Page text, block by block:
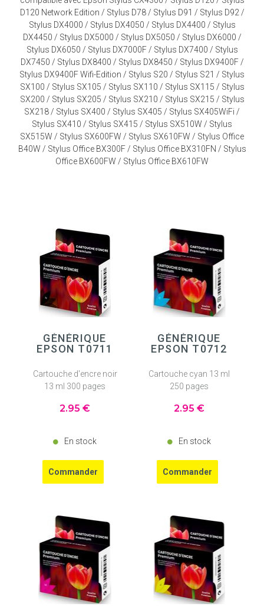
D120 Network Edition / Stylus D78 / Stylus D91 / Stylus D92 /
Stylus DX4000 / Stylus DX4050 / Stylus DX4400 / Stylus
DX4450 / Stylus DX5000 / Stylus DX5050 / Stylus DX6000 /
Stylus DX6050 / Stylus DX7000F / Stylus DX7400 / Stylus
DX7450 / Stylus DX8400 / Stylus DX8450 / Stylus DX9400F /
Stylus DX9400F Wifi-Edition / Stylus S20 / Stylus S21 / Stylus
SX100 / Stylus SX105 / Stylus SX110 / Stylus SX115 / Stylus
SX200 / Stylus SX205 / Stylus SX210 / Stylus SX215 / Stylus
SX218 / Stylus SX400 / Stylus SX405 / Stylus SX405WiFi /
Stylus SX410 / Stylus SX415 / Stylus SX510W / Stylus
SX515W / Stylus SX600FW / Stylus SX610FW / Stylus Office
B40W / Stylus Office BX300F / Stylus Office BX310FN / Stylus
Office BX600FW / Stylus Office BX610FW
GÉNÉRIQUE
EPSON T0711
Cartouche d'encre noir
13 ml 300 pages
2.95 €
En stock
GÉNÉRIQUE
EPSON T0712
Cartouche cyan 13 ml
250 pages
2.95 €
En stock